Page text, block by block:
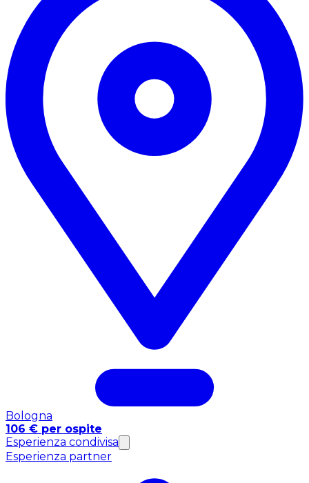
Bologna
106 € per ospite
Esperienza condivisa
Esperienza partner